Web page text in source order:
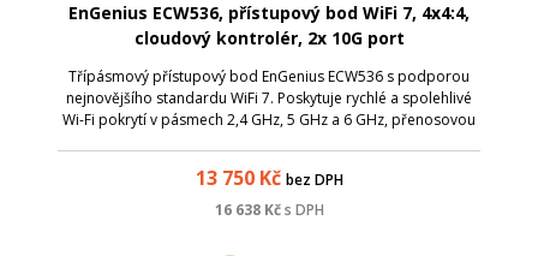
EnGenius ECW536, přístupový bod WiFi 7, 4x4:4,
cloudový kontrolér, 2x 10G port
Třípásmový přístupový bod EnGenius ECW536 s podporou
nejnovějšího standardu WiFi 7. Poskytuje rychlé a spolehlivé
Wi-Fi pokrytí v pásmech 2,4 GHz, 5 GHz a 6 GHz, přenosovou
13 750Kč bez DPH
16 638Kč s DPH